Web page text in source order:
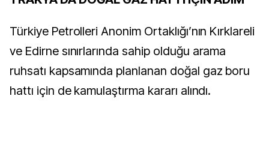
Türkiye Petrolleri Anonim Ortaklığı’nın Kırklareli
ve Edirne sınırlarında sahip olduğu arama
ruhsatı kapsamında planlanan doğal gaz boru
hattı için de kamulaştırma kararı alındı.